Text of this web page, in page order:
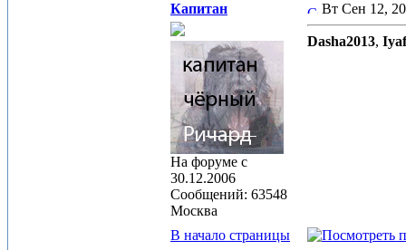
Капитан
На форуме с
30.12.2006
Сообщений: 63548
Москва
Вт Сен 12,
Dasha2013, Iyaf
В начало страницы